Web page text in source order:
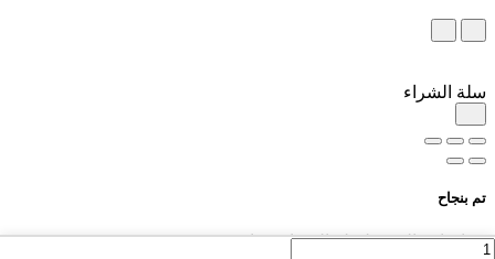
سلة الشراء
تم بنجاح
تم إضافة المنتج لسلة الشراء بنجاح!